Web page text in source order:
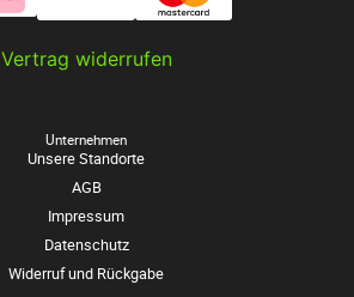
Vertrag widerrufen
Unternehmen
Unsere Standorte
AGB
Impressum
Datenschutz
Widerruf und Rückgabe